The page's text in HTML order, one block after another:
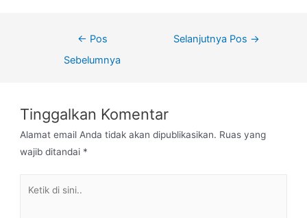
← Pos
Sebelumnya
Selanjutnya Pos →
Tinggalkan Komentar
Alamat email Anda tidak akan dipublikasikan. Ruas yang
wajib ditandai *